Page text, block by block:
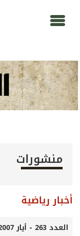
منشورات
أخبار رياضية
العدد 263 - أيار 2007